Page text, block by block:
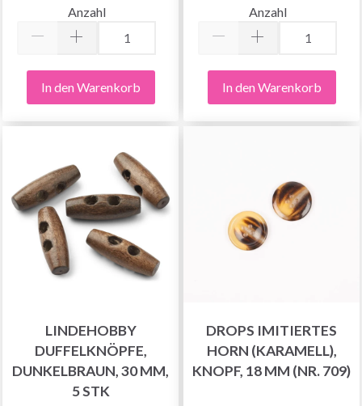
Anzahl
In den Warenkorb
Anzahl
In den Warenkorb
LINDEHOBBY
DUFFELKNÖPFE,
DUNKELBRAUN, 30 MM,
5 STK
DROPS IMITIERTES
HORN (KARAMELL),
KNOPF, 18 MM (NR. 709)